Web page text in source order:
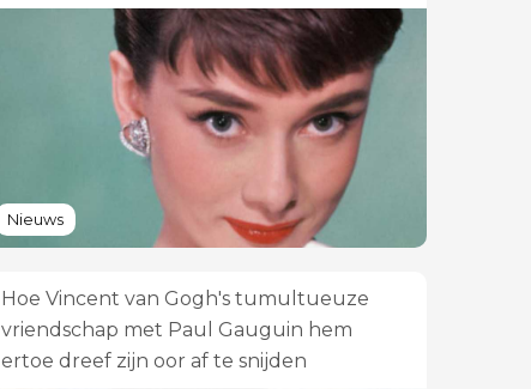
Nieuws
Hoe Vincent van Gogh's tumultueuze
vriendschap met Paul Gauguin hem
ertoe dreef zijn oor af te snijden